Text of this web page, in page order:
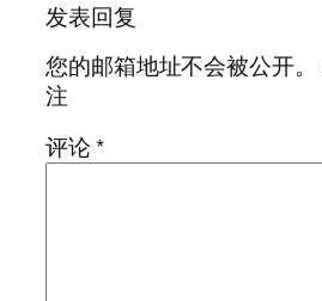
发表回复
您的邮箱地址不会被公开。
注
评论*